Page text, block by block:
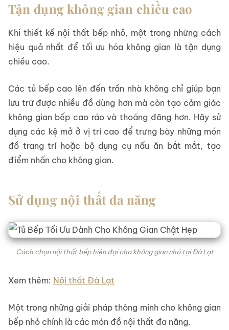
Tận dụng không gian chiều cao
Khi thiết kế nội thất bếp nhỏ, một trong những cách
hiệu quả nhất để tối ưu hóa không gian là tận dụng
chiều cao.
Các tủ bếp cao lên đến trần nhà không chỉ giúp bạn
lưu trữ được nhiều đồ dùng hơn mà còn tạo cảm giác
không gian bếp cao ráo và thoáng đãng hơn. Hãy sử
dụng các kệ mở ở vị trí cao để trưng bày những món
đồ trang trí hoặc bộ dụng cụ nấu ăn bắt mắt, tạo
điểm nhấn cho không gian.
Sử dụng nội thất đa năng
Cách chọn nội thất bếp hiện đại cho không gian nhỏ tại Đà Lạt
Xem thêm: Nội thất Đà Lạt
Một trong những giải pháp thông minh cho không gian
bếp nhỏ chính là các món đồ nội thất đa năng.